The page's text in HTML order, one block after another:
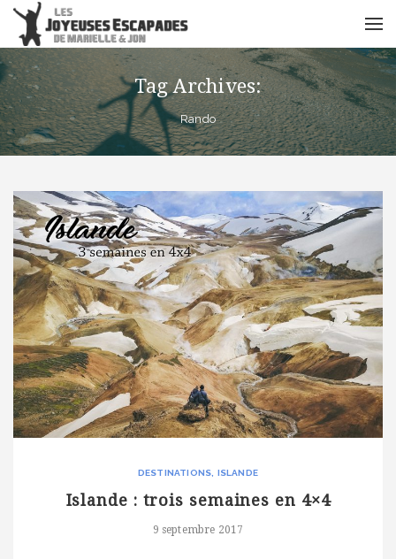
Tag Archives:
Rando
DESTINATIONS ISLANDE
Islande : trois semaines en 4×4
9 septembre 2017